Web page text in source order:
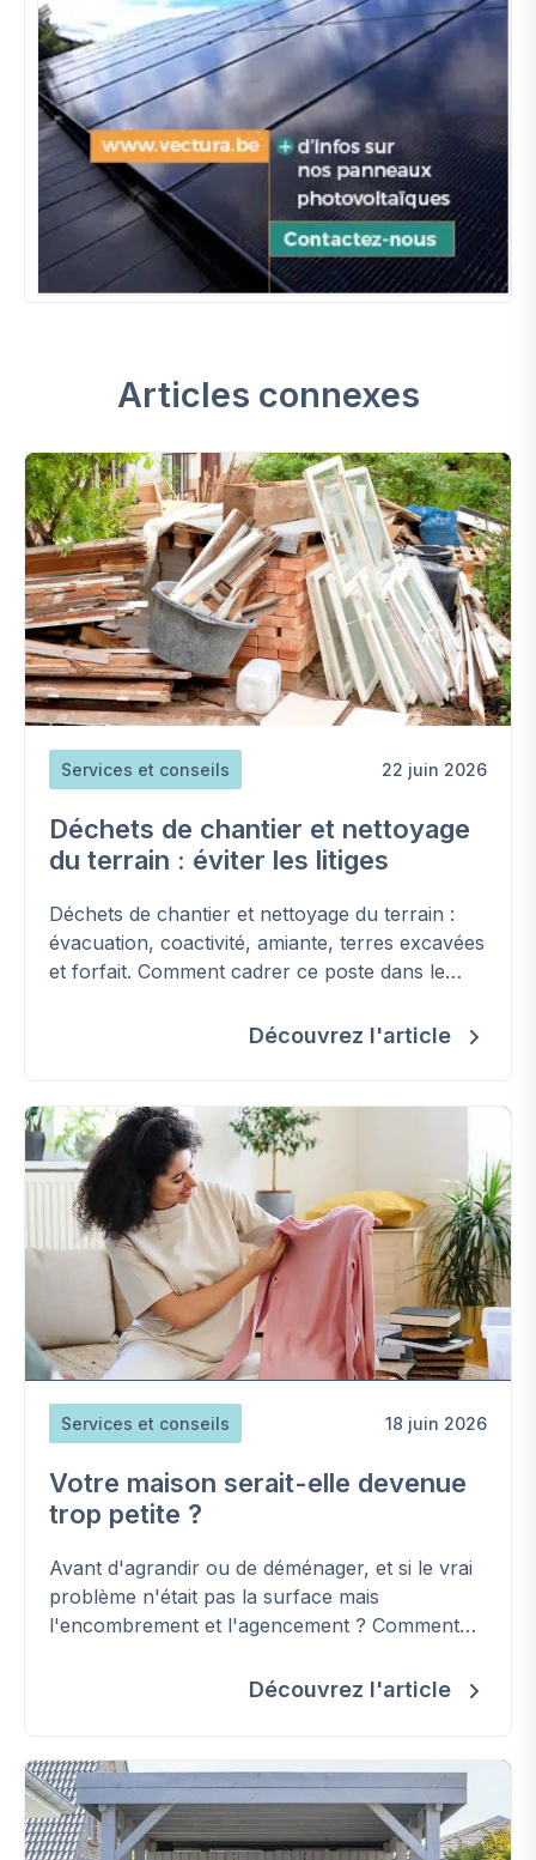
Articles connexes
Services et conseils 22 juin 2026
Déchets de chantier et nettoyage
du terrain : éviter les litiges
Déchets de chantier et nettoyage du terrain :
évacuation, coactivité, amiante, terres excavées
et forfait. Comment cadrer ce poste dans le
Découvrez l'article
Services et conseils 18 juin 2026
Votre maison serait-elle devenue
trop petite ?
Avant d'agrandir ou de déménager, et si le vrai
problème n'était pas la surface mais
l'encombrement et l'agencement ? Comment
Découvrez l'article